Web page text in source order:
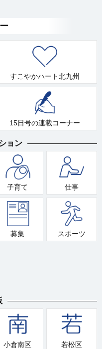
すこやかハート北九州
15日号の連載コーナー
ョン
子育て 仕事
募集 スポーツ
小倉南区 若松区